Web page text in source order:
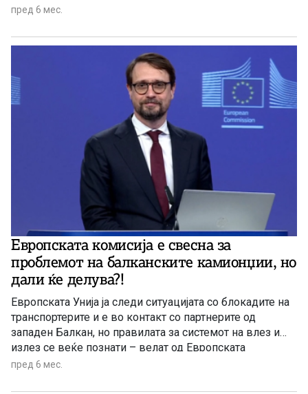
на камиони од трети земји и најави воведување
долгогодишниот проблем на возачите на камиони.
пред 6 мес.
Европската комисија е свесна за
проблемот на балканските камионџии, но
дали ќе делува?!
Европската Унија ја следи ситуацијата со блокадите на
транспортерите и е во контакт со партнерите од
западен Балкан, но правилата за системот на влез и
излез се веќе познати – велат од Европската
Комисија.
пред 6 мес.